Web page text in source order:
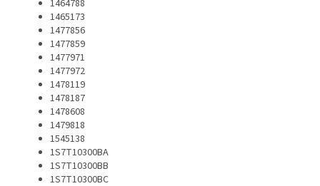
1464788
1465173
1477856
1477859
1477971
1477972
1478119
1478187
1478608
1479818
1545138
1S7T10300BA
1S7T10300BB
1S7T10300BC